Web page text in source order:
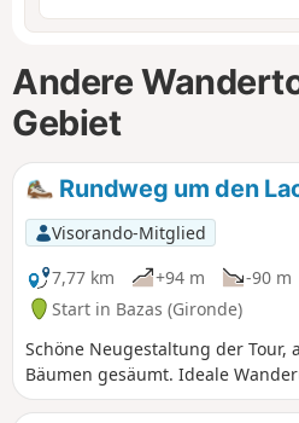
Andere
Gebiet
Rundweg um den
Visorando-Mitglied
7,77 km
+94 m -90 m
Start in Bazas (Gironde)
Schöne Neugestaltung der Tour,
Bäumen gesäumt. Ideale